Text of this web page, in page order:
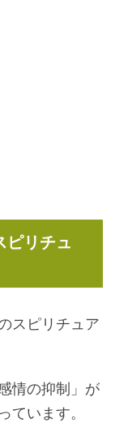
ピリチュ
スピリチュア
情の抑制」が
ています。